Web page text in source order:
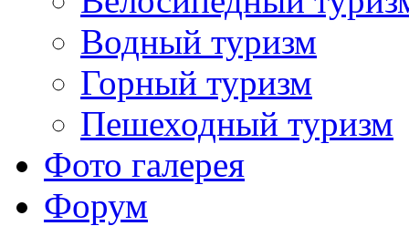
Водный туризм
Горный туризм
Пешеходный туризм
Фото галерея
Форум